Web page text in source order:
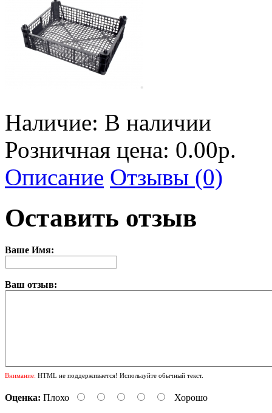
Наличие: В наличии
Розничная цена: 0.00р.
Описание Отзывы (0)
Оставить отзыв
Ваше Имя:
Ваш отзыв:
Внимание: HTML не поддерживается! Используйте обычный текст.
Оценка: Плохо Хорошо